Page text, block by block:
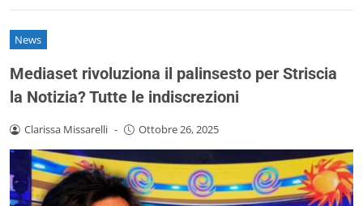
News
Mediaset rivoluziona il palinsesto per Striscia
la Notizia? Tutte le indiscrezioni
Clarissa Missarelli - Ottobre 26, 2025